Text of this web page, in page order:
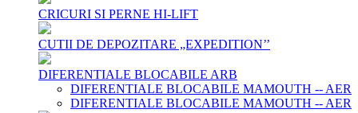
CRICURI SI PERNE HI-LIFT
CUTII DE DEPOZITARE „EXPEDITION’’
DIFERENTIALE BLOCABILE ARB
DIFERENTIALE BLOCABILE MAMOUTH -- AER
DIFERENTIALE BLOCABILE MAMOUTH -- AER